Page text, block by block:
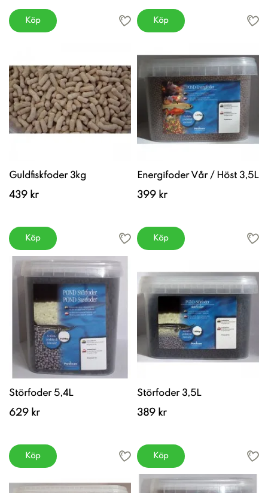
Köp Köp
Guldfiskfoder 3kg
439 kr
Köp
Energifoder Vår / Höst 3,5L
399 kr
Köp
Störfoder 5,4L
629 kr
Köp
Störfoder 3,5L
389 kr
Köp